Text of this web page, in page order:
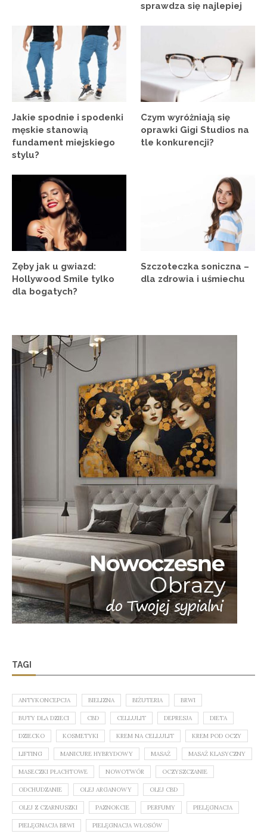
sprawdza się najlepiej
Jakie spodnie i spodenki
męskie stanowią
fundament miejskiego
stylu?
Czym wyróżniają się
oprawki Gigi Studios na
tle konkurencji?
Zęby jak u gwiazd:
Hollywood Smile tylko
dla bogatych?
Szczoteczka soniczna –
dla zdrowia i uśmiechu
TAGI
ANTYKONCEPCJA BIELIZNA BIŻUTERIA BRWI
BUTY DLA DZIECI CBD CELLULIT DEPRESJA DIETA
DZIECKO KOSMETYKI KREM NA CELLULIT KREM POD OCZY
LIFTING MANICURE HYBRYDOWY MASAŻ MASAŻ KLASYCZNY
MASECZKI PŁACHTOWE NOWOTWÓR OCZYSZCZANIE
ODCHUDZANIE OLEJ ARGANOWY OLEJ CBD
OLEJ Z CZARNUSZKI PAZNOKCIE PERFUMY PIELĘGNACJA
PIELĘGNACJA BRWI PIELĘGNACJA WŁOSÓW